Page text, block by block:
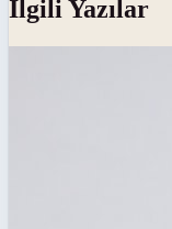
İlgili Yazılar